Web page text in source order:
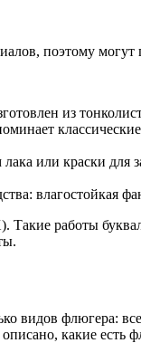
поэтому
из
или краски
влагостойкая
работы
видов флюгера:
какие есть